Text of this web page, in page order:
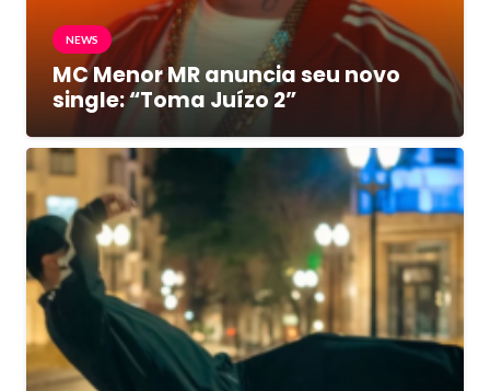
NEWS
MC Menor MR anuncia seu novo
single: “Toma Juízo 2”